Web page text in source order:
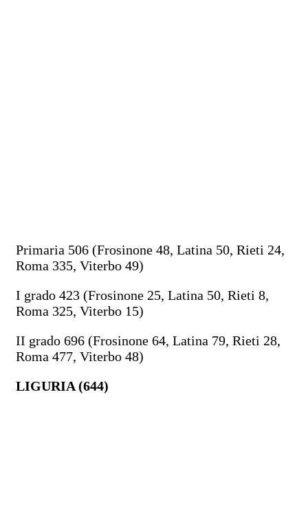
Primaria 506 (Frosinone 48, Latina 50, Rieti 24,
Roma 335, Viterbo 49)
I grado 423 (Frosinone 25, Latina 50, Rieti 8,
Roma 325, Viterbo 15)
II grado 696 (Frosinone 64, Latina 79, Rieti 28,
Roma 477, Viterbo 48)
LIGURIA (644)